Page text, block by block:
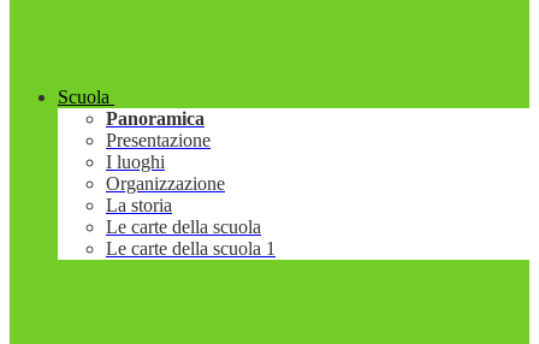
Scuola
Panoramica
Presentazione
I luoghi
Organizzazione
La storia
Le carte della scuola
Le carte della scuola 1